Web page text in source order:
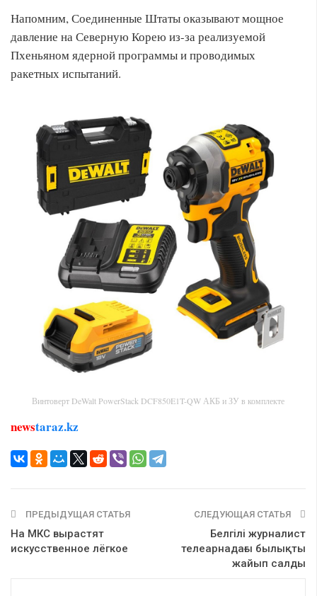
Напомним, Соединенные Штаты оказывают мощное
давление на Северную Корею из-за реализуемой
Пхеньяном ядерной программы и проводимых
ракетных испытаний.
Винтоверт DeWalt PowerStack DCF850E1T-QW АКБ и ЗУ в комплекте
newstaraz.kz
ПРЕДЫДУЩАЯ СТАТЬЯ
На МКС вырастят
искусственное лёгкое
СЛЕДУЮЩАЯ СТАТЬЯ
Белгілі журналист
телеарнадағы былықты
жайып салды